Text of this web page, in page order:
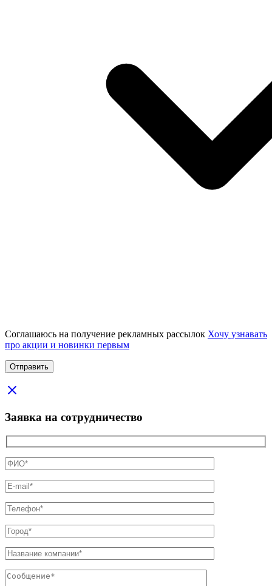
Соглашаюсь на получение рекламных рассылок Хочу узнавать
про акции и новинки первым
Заявка на сотрудничество